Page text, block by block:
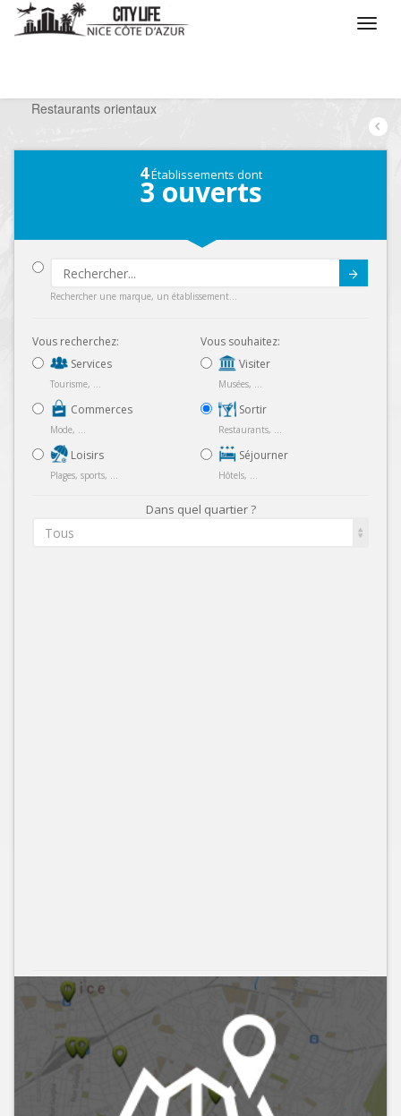
Restaurants orientaux
4Établissements dont
3 ouverts
Rechercher une marque, un établissement...
Vous recherchez:
Services
Tourisme, ...
Commerces
Mode, ...
Loisirs
Plages, sports, ...
Vous souhaitez:
Visiter
Musées, ...
Sortir
Restaurants, ...
Séjourner
Hôtels, ...
Dans quel quartier ?
Tous